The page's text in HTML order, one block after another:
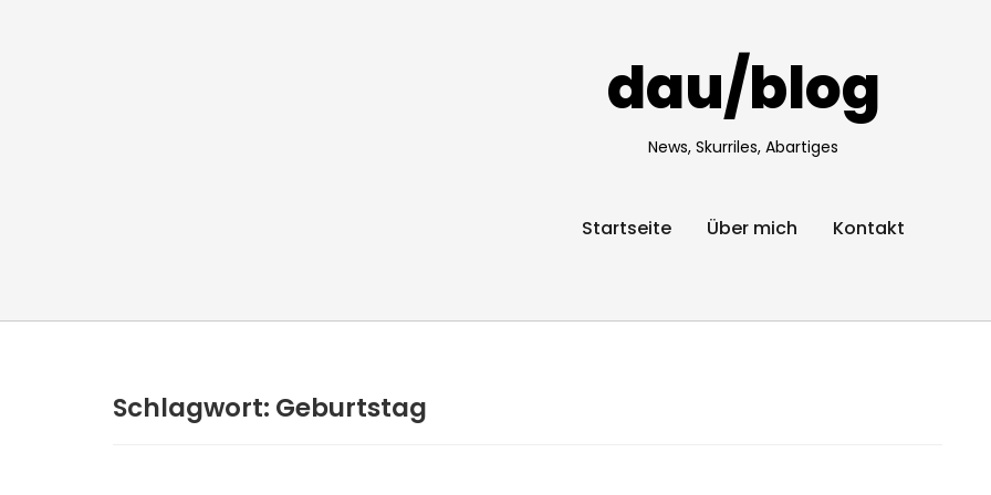
dau/blog
News, Skurriles, Abartiges
Startseite Über mich Kontakt
Schlagwort: Geburtstag